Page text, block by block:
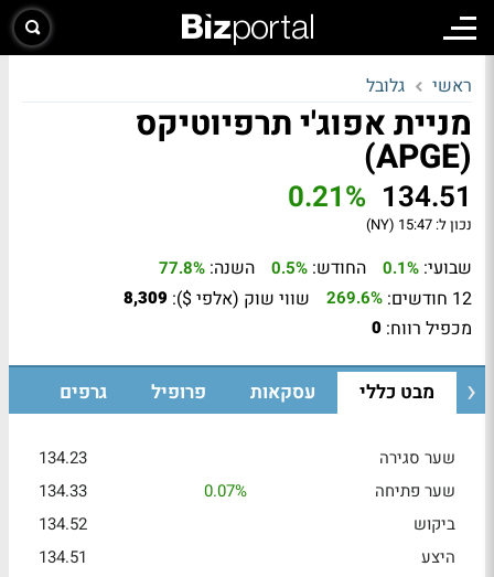
ראשי גלובל
מניית אפוג'י תרפיוטיקס
(APGE)
134.51
0.21%
נכון ל: 15:47 (NY)
שבועי: 0.1% החודש: 0.5% השנה: 77.8%
12 חודשים: 269.6% שווי שוק (אלפי $): 8,309
מכפיל רווח: 0
מבט כללי עסקאות פרופיל גרפים
שער סגירה
134.23
שער פתיחה
0.07%
134.33
ביקוש
134.52
היצע
134.51